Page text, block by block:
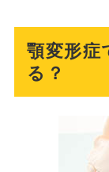
顎変形症
る？